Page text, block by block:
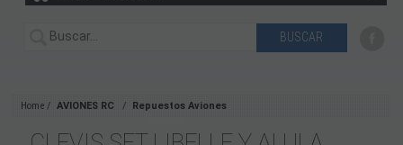
Home AVIONES RC Repuestos Aviones